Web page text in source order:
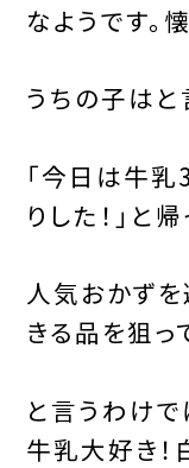
なようです
うちの子はと
「今日は牛
りした！」と
人気おかず
きる品を狙
と言うわけで
牛乳大好き！